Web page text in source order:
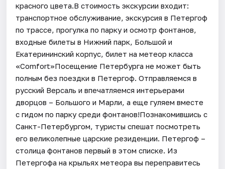
красного цвета.В стоимость экскурсии входит:
транспортное обслуживание, экскурсия в Петергоф
по трассе, прогулка по парку и осмотр фонтанов,
входные билеты в Нижний парк, Большой и
Екатерининский корпус, билет на метеор класса
«Comfort»Посещение Петербурга не может быть
полным без поездки в Петергоф. Отправляемся в
русский Версаль и впечатляемся интерьерами
дворцов – Большого и Марли, а еще гуляем вместе
с гидом по парку среди фонтанов!Познакомившись с
Санкт-Петербургом, туристы спешат посмотреть
его великолепные царские резиденции. Петергоф –
столица фонтанов первый в этом списке. Из
Петергофа на крыльях метеора вы переправитесь